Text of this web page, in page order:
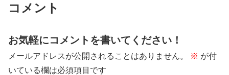
コメント
お気軽にコメントを書いてください！
メールアドレスが公開されることはありません。 ※ が付
いている欄は必須項目です